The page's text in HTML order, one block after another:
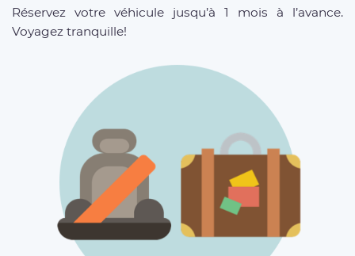
Réservez votre véhicule jusqu’à 1 mois à l’avance.
Voyagez tranquille!